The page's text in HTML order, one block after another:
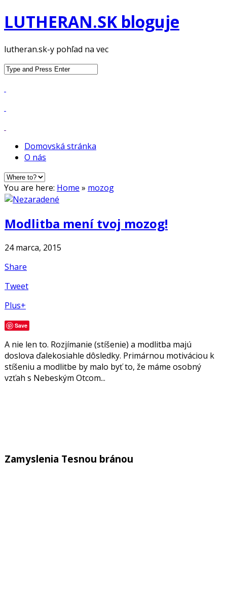
LUTHERAN.SK bloguje
lutheran.sk-y pohľad na vec
Search
Domovská stránka
O nás
You are here: Home » mozog
Modlitba mení tvoj mozog!
24 marca, 2015
Share
Tweet
Plus+
Save
A nie len to. Rozjímanie (stíšenie) a modlitba majú
doslova ďalekosiahle dôsledky. Primárnou motiváciou k
stíšeniu a modlitbe by malo byť to, že máme osobný
vzťah s Nebeským Otcom...
Zamyslenia Tesnou bránou